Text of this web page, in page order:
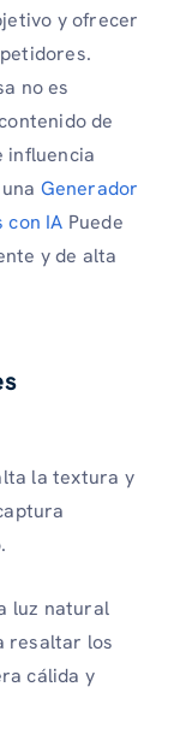
y ofrecer
no es
de
influencia
Generador
con IA Puede
y de alta
la textura y
luz natural
resaltar los
cálida y